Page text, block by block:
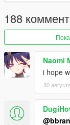
188
Naomi
i hope
30